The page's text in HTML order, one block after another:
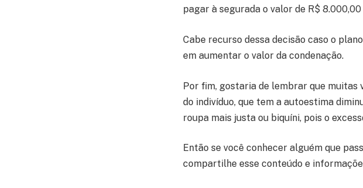
pagar à segurada o valor de R$
Cabe recurso dessa decisão caso o
em aumentar o valor da condenação.
Por fim, gostaria de lembrar que
do indivíduo, que tem a autoestima
roupa mais justa ou biquíni, pois o
Então se você conhecer alguém que
compartilhe esse conteúdo e